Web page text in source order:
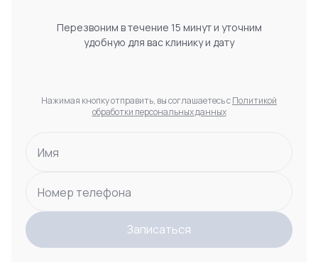
Перезвоним в течение 15 минут и уточним
удобную для вас клинику и дату
Нажимая кнопку отправить, вы соглашаетесь сПолитикой
обработки персональных данных
Имя
Номер телефона
Записаться